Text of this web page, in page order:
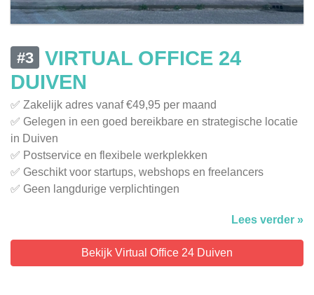
#3
VIRTUAL OFFICE 24
DUIVEN
✅ Zakelijk adres vanaf €49,95 per maand
✅ Gelegen in een goed bereikbare en strategische locatie
in Duiven
✅ Postservice en flexibele werkplekken
✅ Geschikt voor startups, webshops en freelancers
✅ Geen langdurige verplichtingen
Lees verder »
Bekijk Virtual Office 24 Duiven